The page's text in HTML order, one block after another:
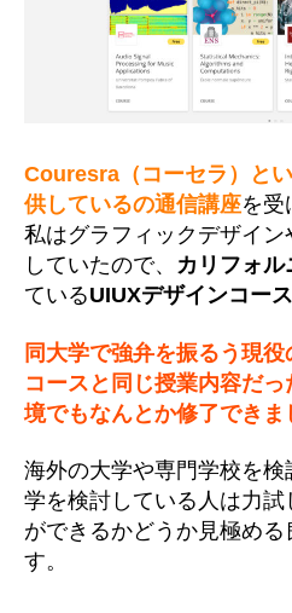
UIUX
デ
ン
信
講
座
を
受
講
て
み
た
の
Couresra（コーセラ）と
供しているの通信講座を受
私はグラフィックデザイ
していたので、 カリフォル
ているUIUXデザインコース
同大学で強弁を振るう現
コースと同じ授業内容だ
境でもなんとか修了できま
海外の大学や専門学校を
学を検討している人は力
ができるかどうか見極める
す。